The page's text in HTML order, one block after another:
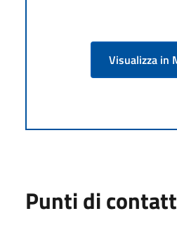
Visualizza in
Punti di